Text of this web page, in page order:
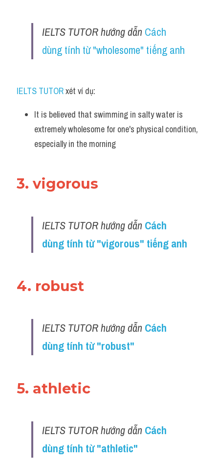
IELTS TUTOR hướng dẫn Cách
dùng tính từ "wholesome" tiếng anh
IELTS TUTOR xét ví dụ:
It is believed that swimming in salty water is
extremely wholesome for one's physical condition,
especially in the morning
3. vigorous
IELTS TUTOR hướng dẫn Cách
dùng tính từ "vigorous" tiếng anh
4. robust
IELTS TUTOR hướng dẫn Cách
dùng tính từ "robust"
5. athletic
IELTS TUTOR hướng dẫn Cách
dùng tính từ "athletic"